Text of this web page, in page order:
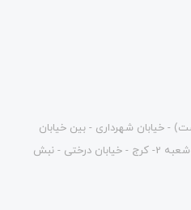
- خیابان شهرداری - بین خیابان
هفتم و هشتم - نمایندگی پارس خزر شعبه 2- کرج - خیابان درختی - نبش